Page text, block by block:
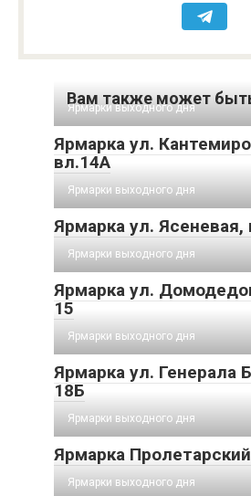
Вам также может
Ярмарки выходного дня
Ярмарка ул.
вл.14А
Ярмарки выходного дня
Ярмарка ул. Ясеневая,
Ярмарки выходного дня
Ярмарка ул.
15
Ярмарки выходного дня
Ярмарка ул. Генерала
18Б
Ярмарки выходного дня
Ярмарка
Ярмарки выходного дня